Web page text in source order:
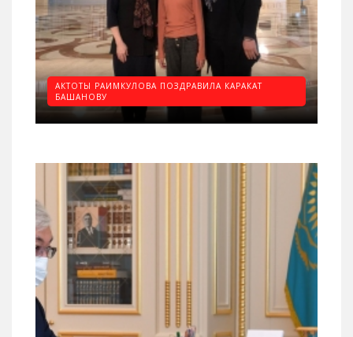
АКТОТЫ РАИМКУЛОВА ПОЗДРАВИЛА КАРАКАТ
БАШАНОВУ